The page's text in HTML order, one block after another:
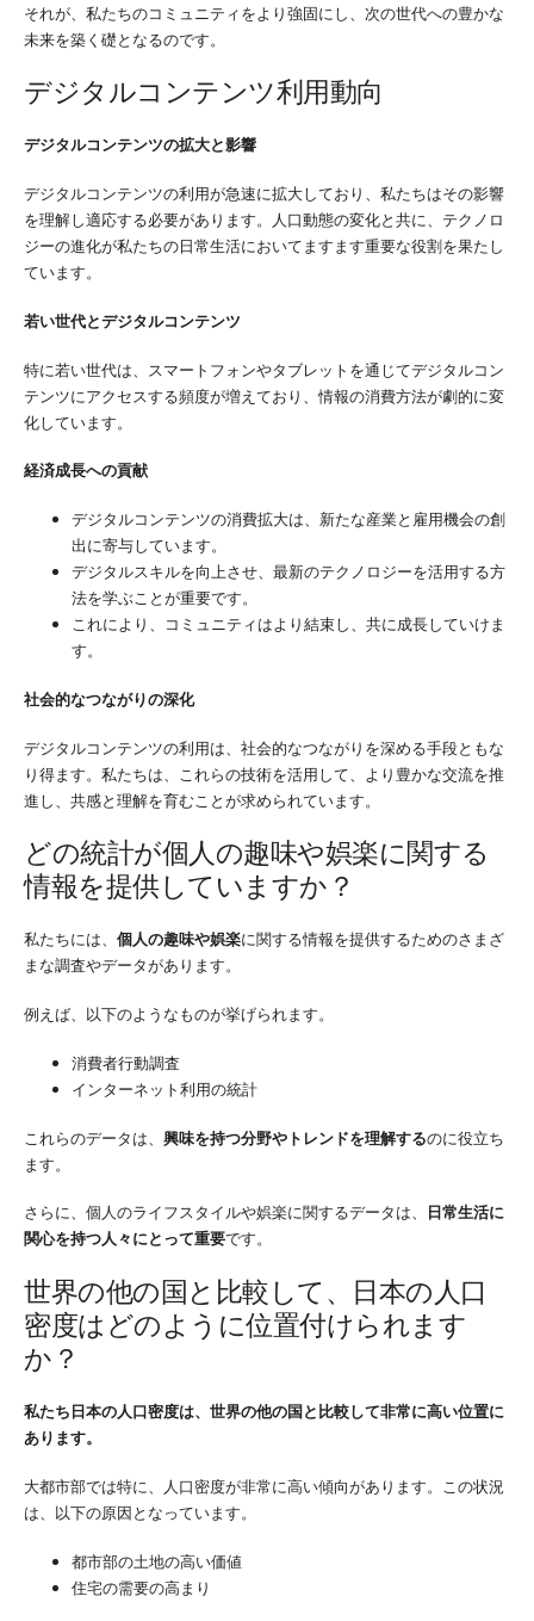
それが、私たちのコミュニティをより強固にし、次の世代への豊かな
未来を築く礎となるのです。
デジタルコンテンツ利用動向
デジタルコンテンツの拡大と影響
デジタルコンテンツの利用が急速に拡大しており、私たちはその影響
を理解し適応する必要があります。人口動態の変化と共に、テクノロ
ジーの進化が私たちの日常生活においてますます重要な役割を果たし
ています。
若い世代とデジタルコンテンツ
特に若い世代は、スマートフォンやタブレットを通じてデジタルコン
テンツにアクセスする頻度が増えており、情報の消費方法が劇的に変
化しています。
経済成長への貢献
デジタルコンテンツの消費拡大は、新たな産業と雇用機会の創
出に寄与しています。
デジタルスキルを向上させ、最新のテクノロジーを活用する方
法を学ぶことが重要です。
これにより、コミュニティはより結束し、共に成長していけま
す。
社会的なつながりの深化
デジタルコンテンツの利用は、社会的なつながりを深める手段ともな
り得ます。私たちは、これらの技術を活用して、より豊かな交流を推
進し、共感と理解を育むことが求められています。
どの統計が個人の趣味や娯楽に関する
情報を提供していますか？
私たちには、 個人の趣味や娯楽に関する情報を提供するためのさまざ
まな調査やデータがあります。
例えば、以下のようなものが挙げられます。
消費者行動調査
インターネット利用の統計
これらのデータは、 興味を持つ分野やトレンドを理解するのに役立ち
ます。
さらに、個人のライフスタイルや娯楽に関するデータは、
日常生活に
関心を持つ人々にとって重要です。
世界の他の国と比較して、日本の人口
密度はどのように位置付けられます
か？
私たち日本の人口密度は、世界の他の国と比較して非常に高い位置に
あります。
大都市部では特に、人口密度が非常に高い傾向があります。この状況
は、以下の原因となっています。
都市部の土地の高い価値
住宅の需要の高まり